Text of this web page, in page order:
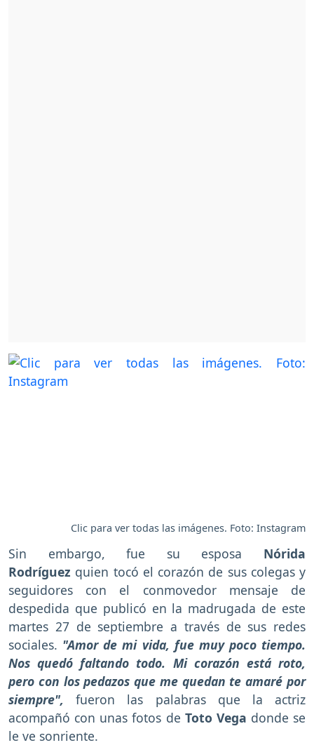
Clic para ver todas las imágenes. Foto: Instagram
Sin embargo, fue su esposa Nórida
Rodríguez quien tocó el corazón de sus colegas y
seguidores con el conmovedor mensaje de
despedida que publicó en la madrugada de este
martes 27 de septiembre a través de sus redes
sociales. "Amor de mi vida, fue muy poco tiempo.
Nos quedó faltando todo. Mi corazón está roto,
pero con los pedazos que me quedan te amaré por
siempre", fueron las palabras que la actriz
acompañó con unas fotos de Toto Vega donde se
le ve sonriente.